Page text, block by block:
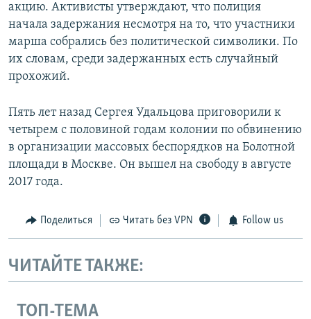
акцию. Активисты утверждают, что полиция
начала задержания несмотря на то, что участники
марша собрались без политической символики. По
их словам, среди задержанных есть случайный
прохожий.
Пять лет назад Сергея Удальцова приговорили к
четырем с половиной годам колонии по обвинению
в организации массовых беспорядков на Болотной
площади в Москве. Он вышел на свободу в августе
2017 года.
Поделиться Читать без VPN Follow us
ЧИТАЙТЕ ТАКЖЕ:
ТОП-ТЕМА